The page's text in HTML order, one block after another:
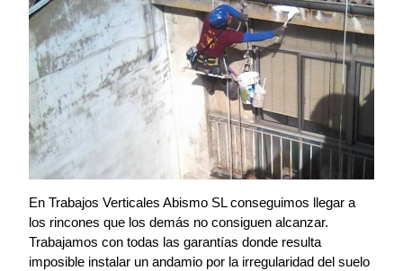
En Trabajos Verticales Abismo SL conseguimos llegar a
los rincones que los demás no consiguen alcanzar.
Trabajamos con todas las garantías donde resulta
imposible instalar un andamio por la irregularidad del suelo